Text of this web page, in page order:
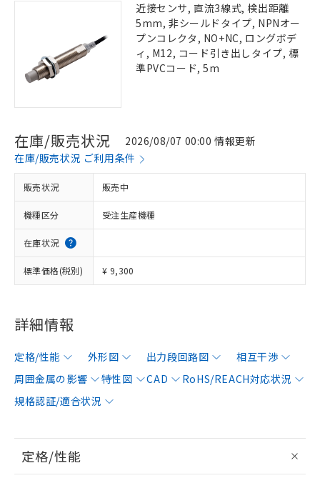
近接センサ, 直流3線式, 検出距離
5mm, 非シールドタイプ, NPNオー
プンコレクタ, NO+NC, ロングボデ
ィ, M12, コード引き出しタイプ, 標
準PVCコード, 5m
在庫/販売状況
2026/08/07 00:00 情報更新
在庫/販売状況 ご利用条件
販売状況 販売中
機種区分 受注生産機種
在庫状況
標準価格(税別) ¥ 9,300
詳細情報
定格/性能 外形図 出力段回路図
相互干渉
周囲金属の影響
特性図 CAD
RoHS/REACH対応状況
規格認証/適合状況
定格/性能